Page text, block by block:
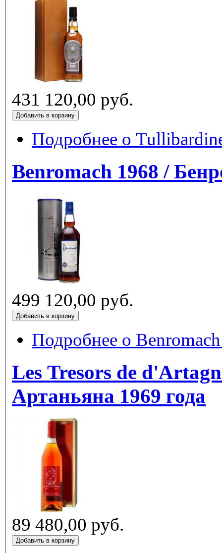
431 120,00 руб.
Подробнее
499 120,00 руб.
Подробнее
Les Tresors de
Артаньяна 1969 года
89 480,00 руб.